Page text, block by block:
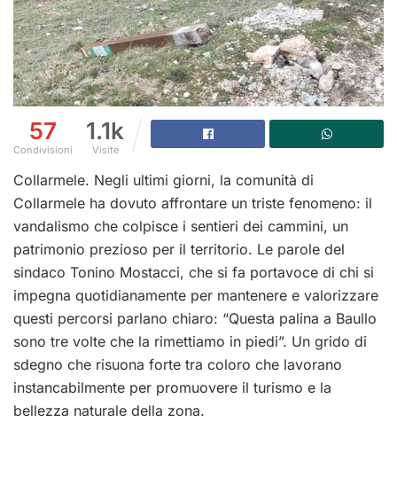
57
Condivisioni
1.1k
Visite
Collarmele. Negli ultimi giorni, la comunità di
Collarmele ha dovuto affrontare un triste fenomeno: il
vandalismo che colpisce i sentieri dei cammini, un
patrimonio prezioso per il territorio. Le parole del
sindaco Tonino Mostacci, che si fa portavoce di chi si
impegna quotidianamente per mantenere e valorizzare
questi percorsi parlano chiaro: “Questa palina a Baullo
sono tre volte che la rimettiamo in piedi”. Un grido di
sdegno che risuona forte tra coloro che lavorano
instancabilmente per promuovere il turismo e la
bellezza naturale della zona.